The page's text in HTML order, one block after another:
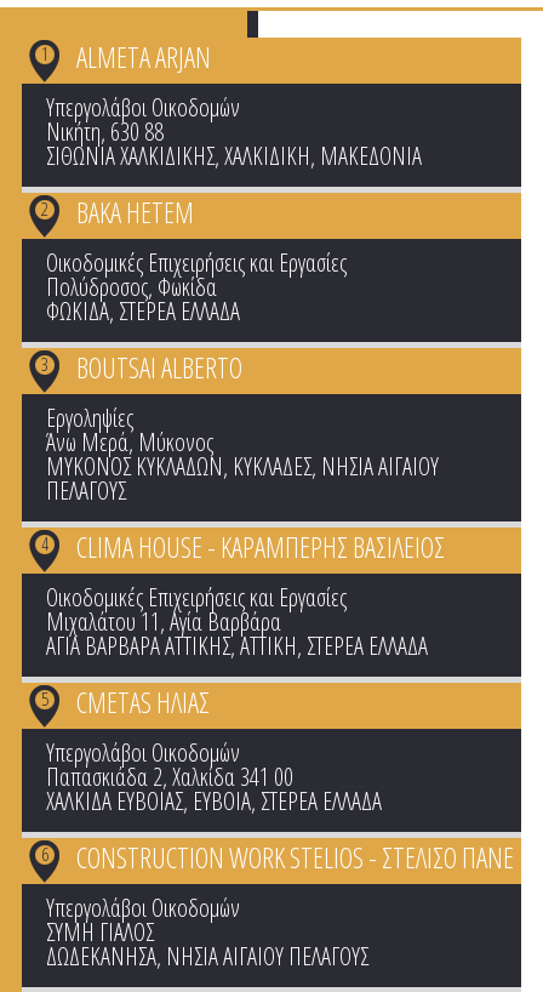
ALMETA ARJAN
1
Υπεργολάβοι Οικοδομών
Νικήτη, 630 88
ΣΙΘΩΝΙΑ ΧΑΛΚΙΔΙΚΗΣ,ΧΑΛΚΙΔΙΚΗ, ΜΑΚΕΔΟΝΙΑ
BAKA HETEM
2
Οικοδομικές Επιχειρήσεις και Εργασίες
Πολύδροσος, Φωκίδα
ΦΩΚΙΔΑ, ΣΤΕΡΕΑ ΕΛΛΑΔΑ
BOUTSAI ALBERTO
3
Εργοληψίες
Άνω Μερά, Μύκονος
ΜΥΚΟΝΟΣ ΚΥΚΛΑΔΩΝ, ΚΥΚΛΑΔΕΣ, ΝΗΣΙΑ ΑΙΓΑΙΟΥ
ΠΕΛΑΓΟΥΣ
CLIMA HOUSE - ΚΑΡΑΜΠΕΡΗΣ ΒΑΣΙΛΕΙΟΣ
4
Οικοδομικές Επιχειρήσεις και Εργασίες
Μιχαλάτου 11, Αγία Βαρβάρα
ΑΓΙΑ ΒΑΡBΑΡΑ ΑΤΤΙΚΗΣ,ΑΤΤΙΚΗ, ΣΤΕΡΕΑ ΕΛΛΑΔΑ
CMETAS ΗΛΙΑΣ
5
Υπεργολάβοι Οικοδομών
Παπασκιάδα 2, Χαλκίδα 341 00
ΧΑΛΚΙΔΑ ΕΥΒΟΙΑΣ, ΕΥΒΟΙΑ, ΣΤΕΡΕΑ ΕΛΛΑΔΑ
CONSTRUCTION WORK STELIOS - ΣΤΕΛΙΣΟ ΠΑΝΕ
6
Υπεργολάβοι Οικοδομών
ΣΥΜΗ ΓΙΑΛΟΣ
ΔΩΔΕΚΑΝΗΣΑ, ΝΗΣΙΑ ΑΙΓΑΙΟΥ ΠΕΛΑΓΟΥΣ